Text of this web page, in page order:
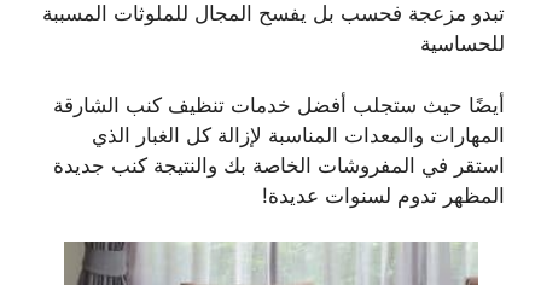
تبدو مزعجة فحسب بل يفسح المجال للملوثات المسببة
للحساسية
أيضًا حيث ستجلب أفضل خدمات تنظيف كنب الشارقة
المهارات والمعدات المناسبة لإزالة كل الغبار الذي
استقر في المفروشات الخاصة بك والنتيجة كنب جديدة
المظهر تدوم لسنوات عديدة!